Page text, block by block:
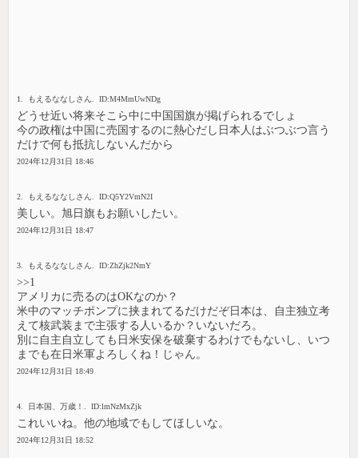
1. もえるななしさん. ID:M4MmUwNDg
どうせ近い将来そこら中に中国国旗が掲げられるでしょ
今の政権は中国に売国するのに熱心だし日本人はぶつぶつ言う
だけで何も抵抗しないんだから
2024年12月31日 18:46
2. もえるななしさん. ID:Q5Y2VmN2I
美しい。旭日旗もお願いしたい。
2024年12月31日 18:47
3. もえるななしさん. ID:ZhZjk2NmY
>>1
アメリカに売るのはOKなのか？
米中のマッチポンプに挟まれてるだけだぞ日本は、自主独立考
えて核武装まで主張する人いるか？いないだろ。
別に自主自立しても日米安保を破棄するわけでもないし、いつ
までも在日米軍よろしくね！じゃん。
2024年12月31日 18:49
4. 日本国、万歳！. ID:lmNzMxZjk
これいいね。他の地域でもしてほしいな。
2024年12月31日 18:52